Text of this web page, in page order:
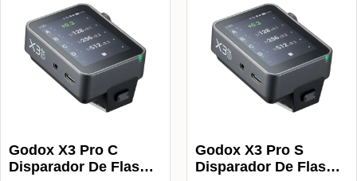
Godox X3 Pro C
Disparador De Flash
Godox X3 Pro S
Disparador De Flash